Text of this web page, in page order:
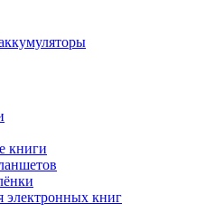
книги
электронных книг